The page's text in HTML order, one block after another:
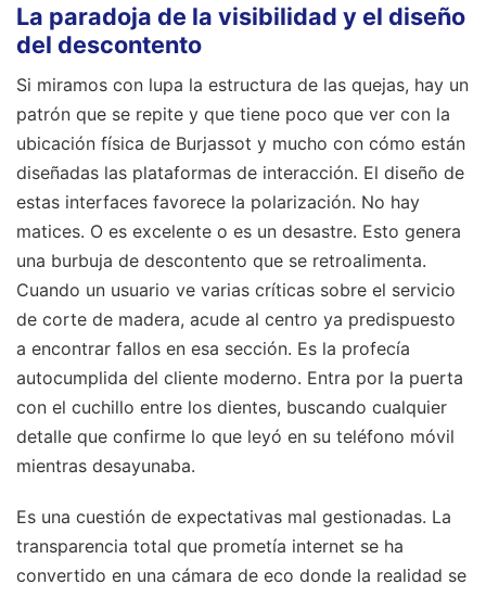
La paradoja de la visibilidad y el diseño
del descontento
Si miramos con lupa la estructura de las quejas, hay un
patrón que se repite y que tiene poco que ver con la
ubicación física de Burjassot y mucho con cómo están
diseñadas las plataformas de interacción. El diseño de
estas interfaces favorece la polarización. No hay
matices. O es excelente o es un desastre. Esto genera
una burbuja de descontento que se retroalimenta.
Cuando un usuario ve varias críticas sobre el servicio
de corte de madera, acude al centro ya predispuesto
a encontrar fallos en esa sección. Es la profecía
autocumplida del cliente moderno. Entra por la puerta
con el cuchillo entre los dientes, buscando cualquier
detalle que confirme lo que leyó en su teléfono móvil
mientras desayunaba.
Es una cuestión de expectativas mal gestionadas. La
transparencia total que prometía internet se ha
convertido en una cámara de eco donde la realidad se